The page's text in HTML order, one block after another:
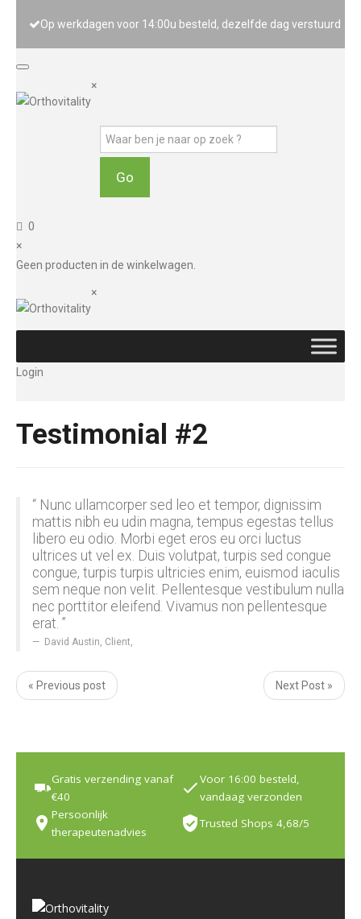
Op werkdagen voor 14:00u besteld, dezelfde dag verstuurd
×
0
×
Geen producten in de winkelwagen.
×
Login
Testimonial #2
“ Nunc ullamcorper sed leo et tempor, dignissim
mattis nibh eu udin magna, tempus egestas tellus
libero eu odio. Morbi eget eros eu orci luctus
ultrices ut vel ex. Duis volutpat, turpis sed congue
congue, turpis turpis ultricies enim, euismod iaculis
sem neque non velit. Pellentesque vestibulum nulla
nec porttitor eleifend. Vivamus non pellentesque
erat. ”
David Austin, Client,
« Previous post Next Post »
Gratis verzending vanaf
€40
Voor 16:00 besteld,
vandaag verzonden
Persoonlijk
therapeutenadvies
Trusted Shops 4,68/5